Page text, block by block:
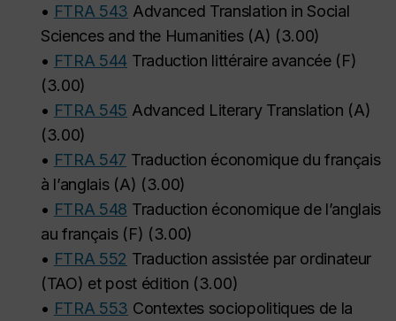
• FTRA 543 Advanced Translation in Social
Sciences and the Humanities (A) (3.00)
• FTRA 544 Traduction littéraire avancée (F)
(3.00)
• FTRA 545 Advanced Literary Translation (A)
(3.00)
• FTRA 547 Traduction économique du français
à l’anglais (A) (3.00)
• FTRA 548 Traduction économique de l’anglais
au français (F) (3.00)
• FTRA 552 Traduction assistée par ordinateur
(TAO) et post édition (3.00)
• FTRA 553 Contextes sociopolitiques de la